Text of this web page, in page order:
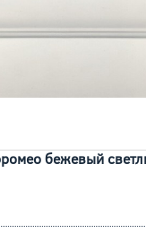
бежевый